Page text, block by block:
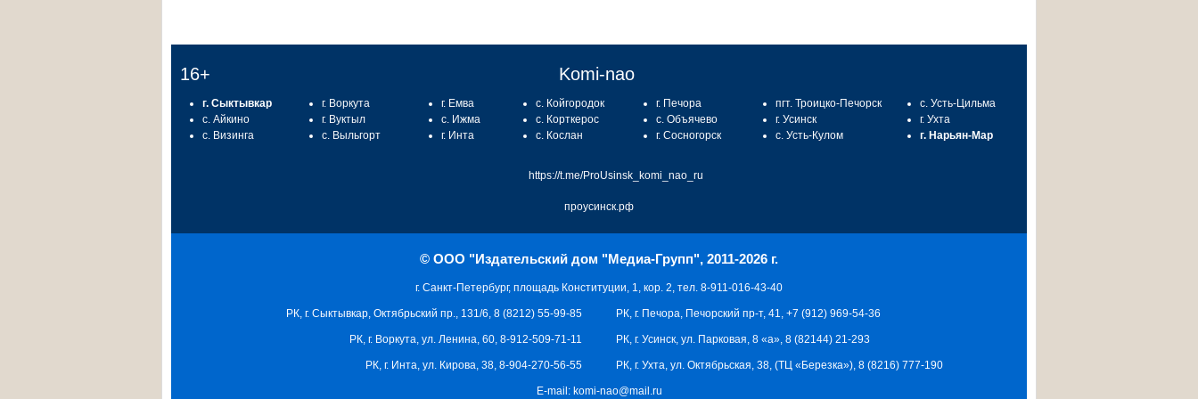
16+ Komi-nao
г. Сыктывкар
с. Айкино
с. Визинга
г. Воркута
г. Вуктыл
с. Выльгорт
г. Емва
с. Ижма
г. Инта
с. Койгородок
с. Корткерос
с. Кослан
г. Печора
с. Объячево
г. Сосногорск
пгт. Троицко-Печорск
г. Усинск
с. Усть-Кулом
с. Усть-Цильма
г. Ухта
г. Нарьян-Мар
https://t.me/ProUsinsk_komi_nao_ru
проусинск.рф
© ООО "Издательский дом "Медиа-Групп", 2011-2026 г.
г. Санкт-Петербург, площадь Конституции, 1, кор. 2, тел. 8-911-016-43-40
РК, г. Печора, Печорский пр-т, 41, +7 (912) 969-54-36
РК, г. Усинск, ул. Парковая, 8 «а», 8 (82144) 21-293
РК, г. Ухта, ул. Октябрьская, 38, (ТЦ «Березка»), 8 (8216) 777-190
РК, г. Сыктывкар, Октябрьский пр., 131/6, 8 (8212) 55-99-85
РК, г. Воркута, ул. Ленина, 60, 8-912-509-71-11
РК, г. Инта, ул. Кирова, 38, 8-904-270-56-55
E-mail: komi-nao@mail.ru